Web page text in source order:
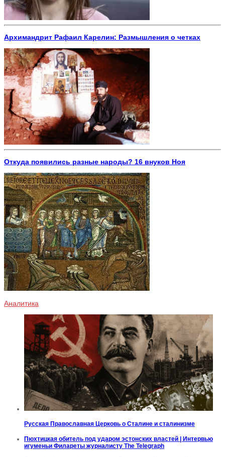
Архимандрит Рафаил Карелин: Размышления о четках
Откуда появились разные народы? 16 внуков Ноя
Аналитика
Русская Православная Церковь о Сталине и сталинизме
Пюхтицкая обитель под ударом эстонских властей | Интервью
игуменьи Филареты журналисту The Telegraph